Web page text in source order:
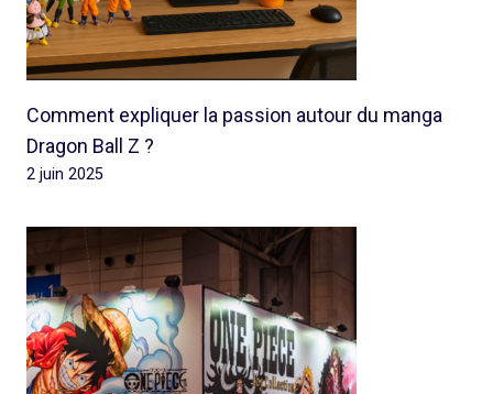
Comment expliquer la passion autour du manga
Dragon Ball Z ?
2 juin 2025